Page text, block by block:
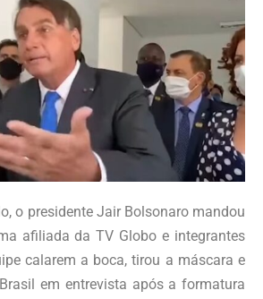
o presidente Jair Bolsonaro mandou
afiliada da TV Globo e integrantes
calarem a boca, tirou a máscara e
em entrevista após a formatura